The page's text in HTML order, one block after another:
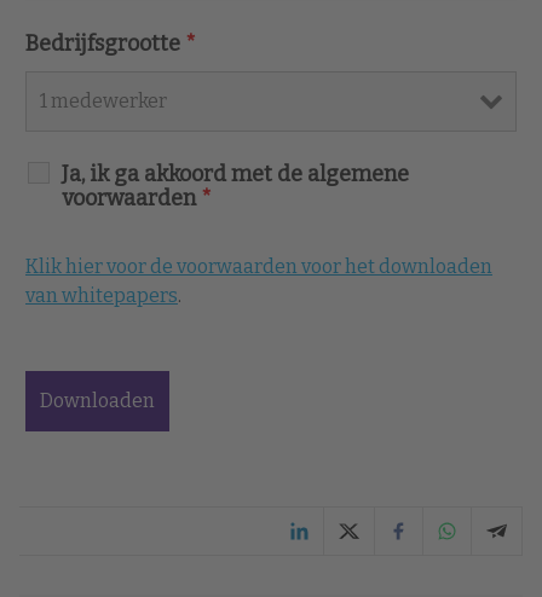
Bedrijfsgrootte *
Ja, ik ga akkoord met de algemene
voorwaarden *
Klik hier voor de voorwaarden voor het downloaden
van whitepapers.